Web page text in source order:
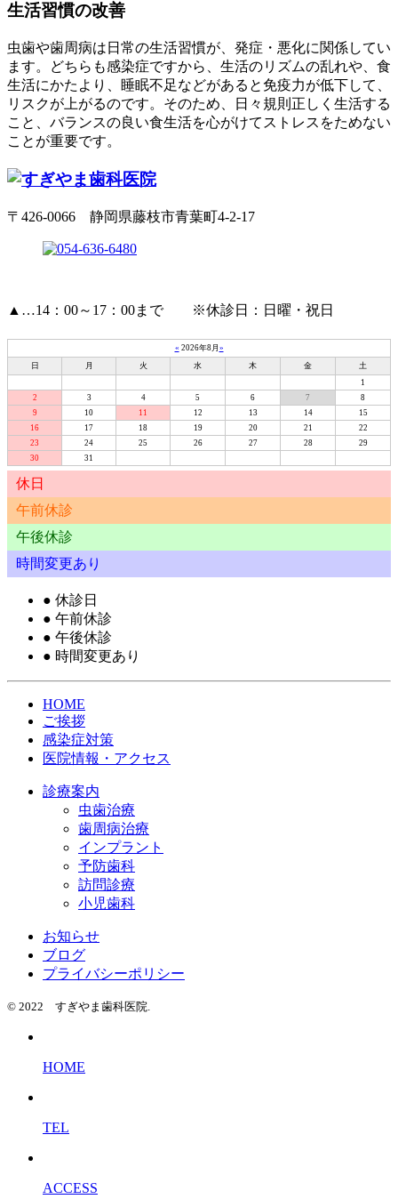
生活習慣の改善
虫歯や歯周病は日常の生活習慣が、発症・悪化に関係してい
ます。どちらも感染症ですから、生活のリズムの乱れや、食
生活にかたより、睡眠不足などがあると免疫力が低下して、
リスクが上がるのです。そのため、日々規則正しく生活する
こと、バランスの良い食生活を心がけてストレスをためない
ことが重要です。
〒426-0066 静岡県藤枝市青葉町4-2-17
▲ …14：00～17：00まで ※休診日：日曜・祝日
« 2026年8月 »
日
月 火 水 木 金
土
1
2
3 4 5 6 7
8
9
10 11 12 13 14
15
16
17 18 19 20 21
22
23
24 25 26 27 28
29
30
31
休日
午前休診
午後休診
時間変更あり
● 休診日
● 午前休診
● 午後休診
● 時間変更あり
HOME
ご挨拶
感染症対策
医院情報・アクセス
診療案内
虫歯治療
歯周病治療
インプラント
予防歯科
訪問診療
小児歯科
お知らせ
ブログ
プライバシーポリシー
© 2022 すぎやま歯科医院.
HOME
TEL
ACCESS